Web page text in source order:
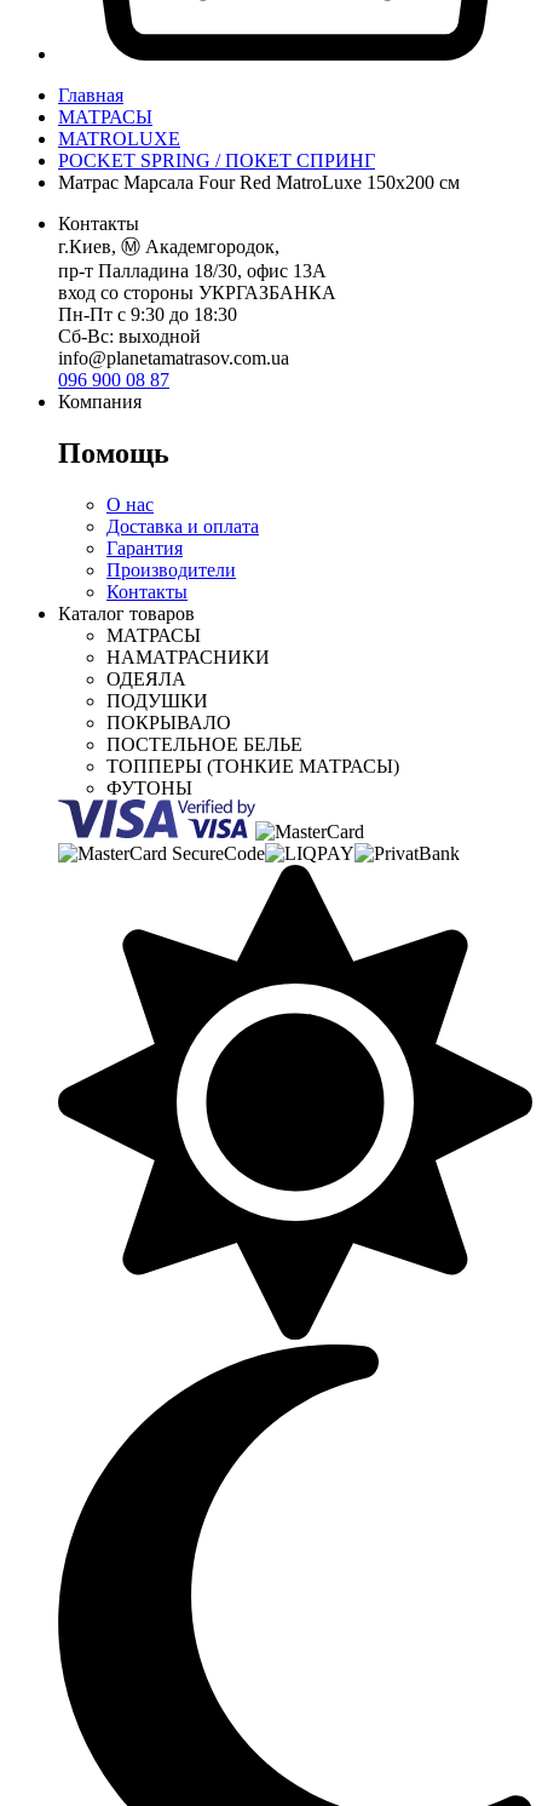
Главная
МАТРАСЫ
MATROLUXE
POCKET SPRING / ПОКЕТ СПРИНГ
Матрас Марсала Four Red MatroLuxe 150x200 см
Контакты
г.Киев, Ⓜ️ Академгородок,
пр-т Палладина 18/30, офис 13А
вход со стороны УКРГАЗБАНКА
Пн-Пт с 9:30 до 18:30
Сб-Вс: выходной
info@planetamatrasov.com.ua
096 900 08 87
Компания
Помощь
О нас
Доставка и оплата
Гарантия
Производители
Контакты
Каталог товаров
МАТРАСЫ
НАМАТРАСНИКИ
ОДЕЯЛА
ПОДУШКИ
ПОКРЫВАЛО
ПОСТЕЛЬНОЕ БЕЛЬЕ
ТОППЕРЫ (ТОНКИЕ МАТРАСЫ)
ФУТОНЫ